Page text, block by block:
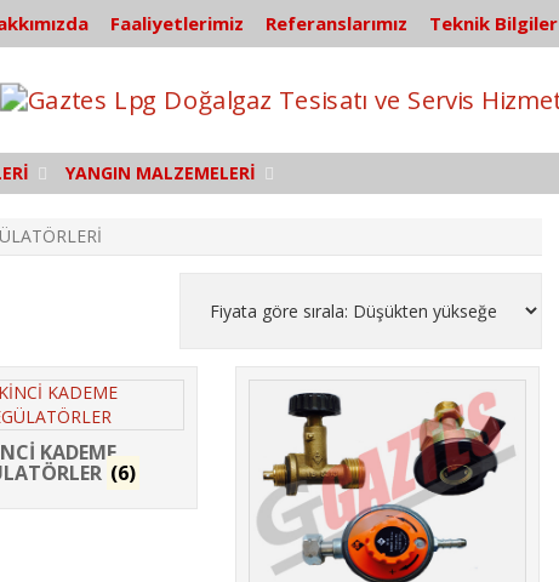
Faaliyetlerimiz Referanslarımız Teknik Bilgiler
YANGIN MALZEMELERİ
KADEME
(6)